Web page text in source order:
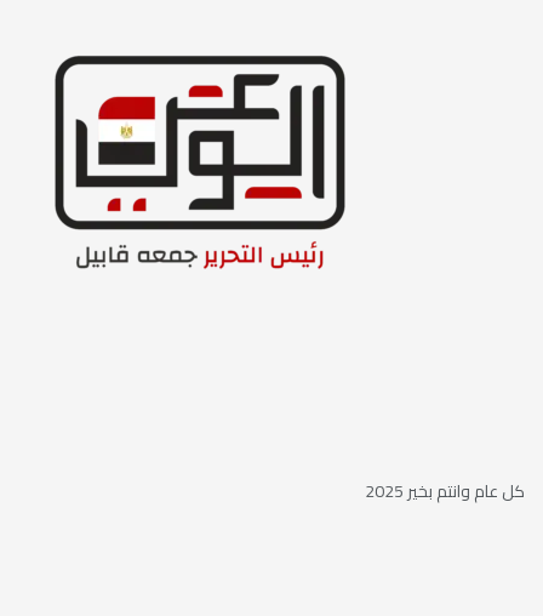
كل عام وانتم بخير 2025